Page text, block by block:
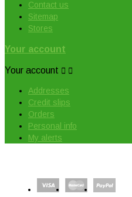
Contact us
Sitemap
Stores
Your account
Your account  
Addresses
Credit slips
Orders
Personal info
My alerts